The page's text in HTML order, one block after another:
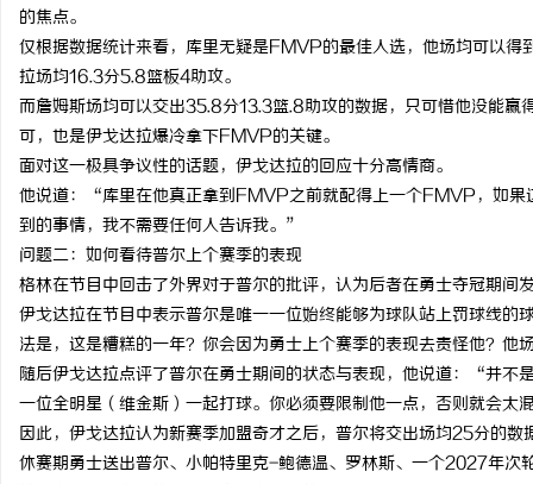
的焦点。
仅根据数据统计来看，库里无疑是FMVP的最佳人选，他场均可以
拉场均16.3分5.8篮板4助攻。
而詹姆斯场均可以交出35.8分13.3篮.8助攻的数据，只可惜他没能
可，也是伊戈达拉爆冷拿下FMVP的关键。
面对这一极具争议性的话题，伊戈达拉的回应十分高情商。
他说道：“库里在他真正拿到FMVP之前就配得上一个FMVP，如果
到的事情，我不需要任何人告诉我。”
问题二：如何看待普尔上个赛季的表现
格林在节目中回击了外界对于普尔的批评，认为后者在勇士夺冠期间
伊戈达拉在节目中表示普尔是唯一一位始终能够为球队站上罚球线
法是，这是糟糕的一年？你会因为勇士上个赛季的表现去责怪他？他
随后伊戈达拉点评了普尔在勇士期间的状态与表现，他说道：“并不
一位全明星（维金斯）一起打球。你必须要限制他一点，否则就会太
因此，伊戈达拉认为新赛季加盟奇才之后，普尔将交出场均25分的数
休赛期勇士送出普尔、小帕特里克-鲍德温、罗林斯、一个2027年